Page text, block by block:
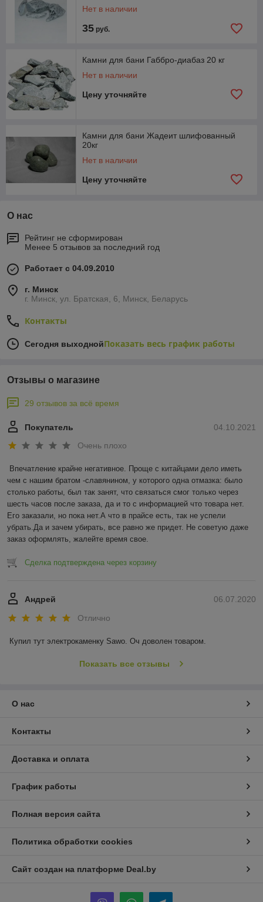
Нет в наличии
35 руб.
Камни для бани Габбро-диабаз 20 кг
Нет в наличии
Цену уточняйте
Камни для бани Жадеит шлифованный
20кг
Нет в наличии
Цену уточняйте
О нас
Рейтинг не сформирован
Менее 5 отзывов за последний год
Работает с 04.09.2010
г. Минск
г. Минск, ул. Братская, 6, Минск, Беларусь
Контакты
Сегодня выходнойПоказать весь график работы
Отзывы о магазине
29 отзывов за всё время
04.10.2021
Покупатель
Очень плохо
Впечатление крайне негативное. Проще с китайцами дело иметь
чем с нашим братом -славянином, у которого одна отмазка: было
столько работы, был так занят, что связаться смог только через
шесть часов после заказа, да и то с информацией что товара нет.
Его заказали, но пока нет.А что в прайсе есть, так не успели
убрать.Да и зачем убирать, все равно же придет. Не советую даже
заказ оформлять, жалейте время свое.
Сделка подтверждена через корзину
06.07.2020
Андрей
Отлично
Купил тут электрокаменку Sawo. Оч доволен товаром.
Показать все отзывы
О нас
Контакты
Доставка и оплата
График работы
Полная версия сайта
Политика обработки cookies
Сайт создан на платформе Deal.by